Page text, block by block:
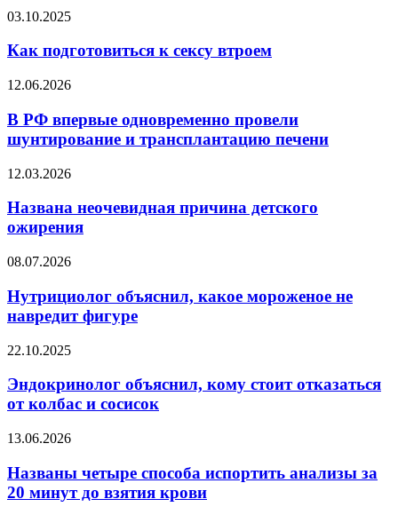
эпилепсии
ребенка
Как
к
втроем
03.10.2025
Как подготовиться к сексу втроем
В
впервые
одновременно
провели
и
печени
12.06.2026
В РФ впервые одновременно провели
шунтирование и трансплантацию печени
Названа
причина
ожирения
12.03.2026
Названа неочевидная причина детского
ожирения
Нутрициолог
какое
мороженое
не
фигуре
08.07.2026
Нутрициолог объяснил, какое мороженое не
навредит фигуре
Эндокринолог
кому
стоит
отказаться
колбас
сосисок
22.10.2025
Эндокринолог объяснил, кому стоит отказаться
от колбас и сосисок
Названы
способа
испортить
анализы
13.06.2026
Названы четыре способа испортить анализы за
20 минут до взятия крови